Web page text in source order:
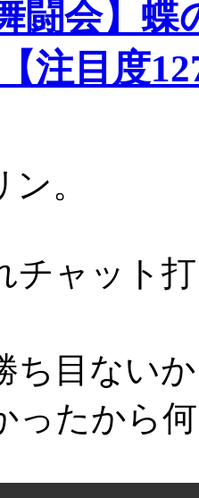
闘会】
注目度
。
チャット
ち目ない
ったから